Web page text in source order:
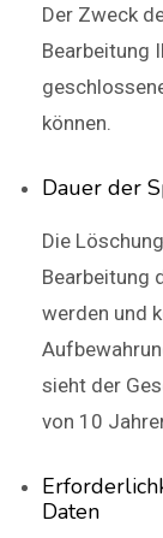
Der Zweck
Bearbeitung
können.
Dauer der
Die
Bearbeitung
werden und
sieht der
von 10
Daten